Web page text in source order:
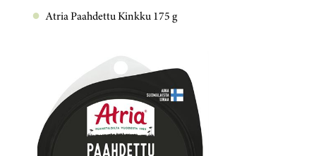
Atria Paahdettu Kinkku 175 g